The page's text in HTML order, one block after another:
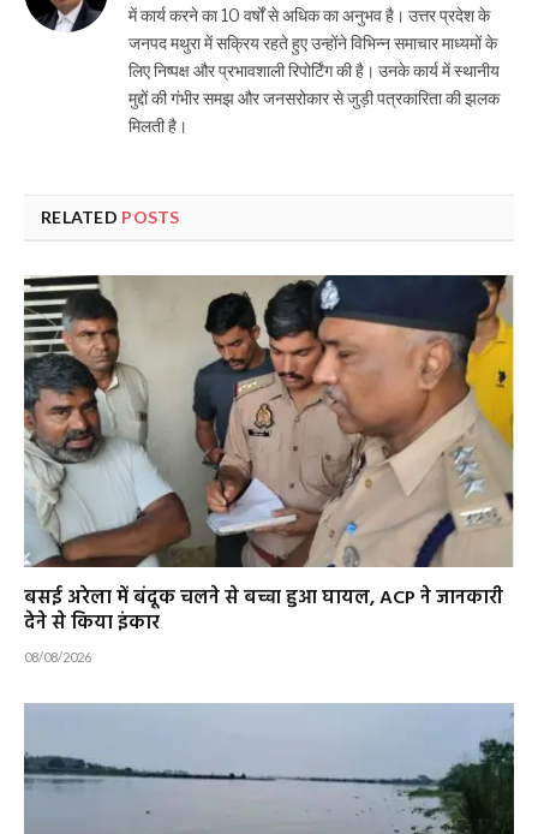
में कार्य करने का 10 वर्षों से अधिक का अनुभव है। उत्तर प्रदेश के
जनपद मथुरा में सक्रिय रहते हुए उन्होंने विभिन्न समाचार माध्यमों के
लिए निष्पक्ष और प्रभावशाली रिपोर्टिंग की है। उनके कार्य में स्थानीय
मुद्दों की गंभीर समझ और जनसरोकार से जुड़ी पत्रकारिता की झलक
मिलती है।
RELATED POSTS
बसई अरेला में बंदूक चलने से बच्चा हुआ घायल, ACP ने जानकारी
देने से किया इंकार
08/08/2026